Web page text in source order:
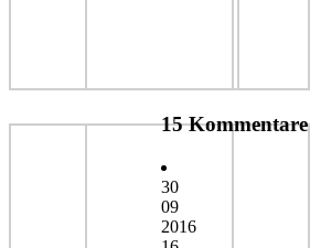
15 Kommentare
30
09
2016